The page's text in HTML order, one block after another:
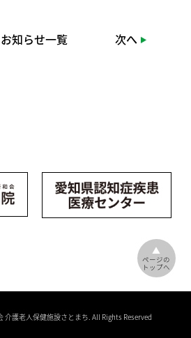
お知らせ一覧 次へ
▲
ページの
トップへ
介護老人保健施設さとまち. All Rights Reserved